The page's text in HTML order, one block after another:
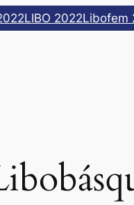
LIBO 2022Libofem